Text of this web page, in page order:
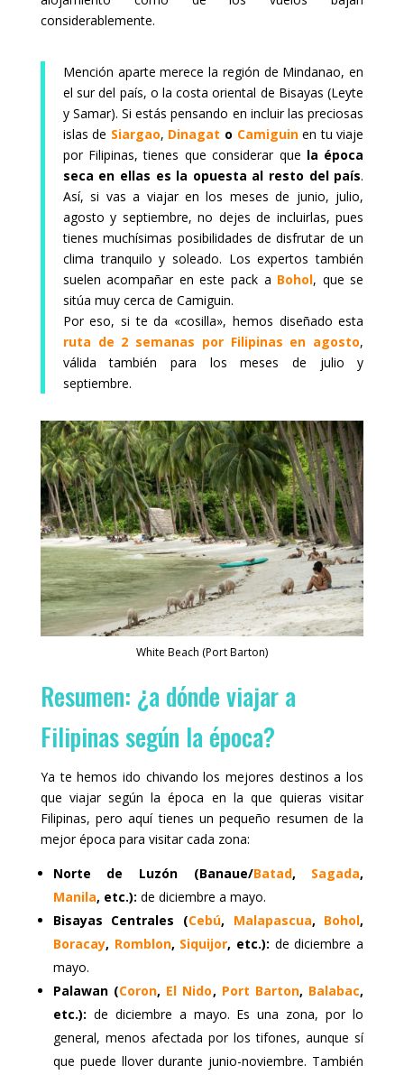
considerablemente.
Mención aparte merece la región de Mindanao, en
el sur del país, o la costa oriental de Bisayas (Leyte
y Samar). Si estás pensando en incluir las preciosas
islas de Siargao, Dinagat o Camiguinen tu viaje
por Filipinas, tienes que considerar que la época
seca en ellas es la opuesta al resto del país.
Así, si vas a viajar en los meses de junio, julio,
agosto y septiembre, no dejes de incluirlas, pues
tienes muchísimas posibilidades de disfrutar de un
clima tranquilo y soleado. Los expertos también
suelen acompañar en este pack a Bohol, que se
sitúa muy cerca de Camiguin.
Por eso, si te da «cosilla», hemos diseñado esta
ruta de 2 semanas por Filipinas en agosto,
válida también para los meses de julio y
septiembre.
White Beach (Port Barton)
Resumen: ¿a dónde viajar a
Filipinas según la época?
Ya te hemos ido chivando los mejores destinos a los
que viajar según la época en la que quieras visitar
Filipinas, pero aquí tienes un pequeño resumen de la
mejor época para visitar cada zona:
Norte de Luzón (Banaue/Batad, Sagada,
Manila, etc.): de diciembre a mayo.
Bisayas Centrales (Cebú, Malapascua, Bohol,
Boracay, Romblon, Siquijor, etc.): de diciembre a
mayo.
Palawan (Coron, El Nido, Port Barton, Balabac,
etc.): de diciembre a mayo. Es una zona, por lo
general, menos afectada por los tifones, aunque sí
que puede llover durante junio-noviembre. También